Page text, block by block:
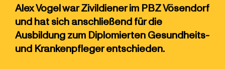
Alex Vogel war Zivildiener im PBZ Vösendorf
und hat sich anschließend für die
Ausbildung zum Diplomierten Gesundheits-
und Krankenpfleger entschieden.